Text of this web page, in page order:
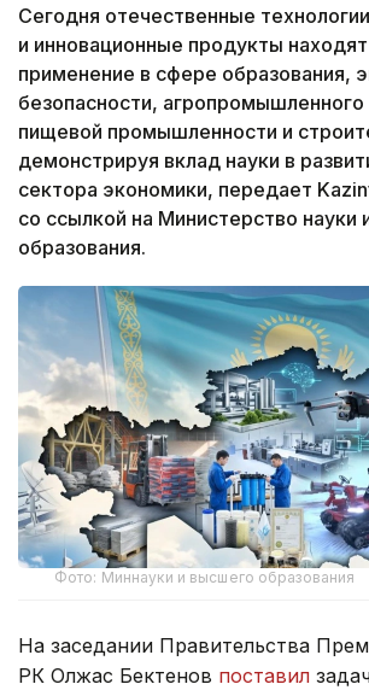
Сегодня отечественные технологии
и инновационные продукты
применение в сфере образования,
безопасности,
пищевой промышленности и
демонстрируя вклад науки в
сектора экономики, передает
со ссылкой на Министерство науки
образования.
Фото: Миннауки и высшего образования
На заседании Правительства
РК Олжас Бектенов поставил